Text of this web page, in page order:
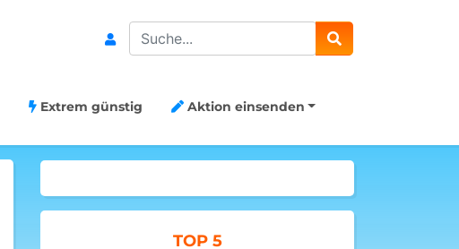
Search
Extrem günstig Aktion einsenden
TOP 5